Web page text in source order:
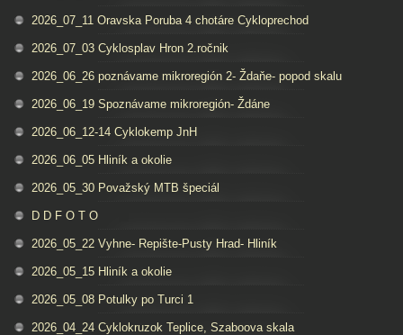
2026_07_11 Oravska Poruba 4 chotáre Cykloprechod
2026_07_03 Cyklosplav Hron 2.ročnik
2026_06_26 poznávame mikroregión 2- Ždaňe- popod skalu
2026_06_19 Spoznávame mikroregión- Ždáne
2026_06_12-14 Cyklokemp JnH
2026_06_05 Hliník a okolie
2026_05_30 Považský MTB špeciál
D D F O T O
2026_05_22 Vyhne- Repište-Pusty Hrad- Hliník
2026_05_15 Hliník a okolie
2026_05_08 Potulky po Turci 1
2026_04_24 Cyklokruzok Teplice, Szaboova skala